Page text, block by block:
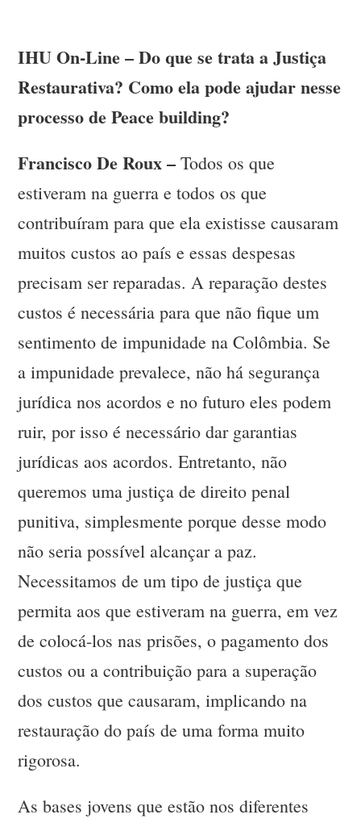
IHU On-Line – Do que se trata a Justiça
Restaurativa? Como ela pode ajudar nesse
processo de Peace building?
Francisco De Roux – Todos os que
estiveram na guerra e todos os que
contribuíram para que ela existisse causaram
muitos custos ao país e essas despesas
precisam ser reparadas. A reparação destes
custos é necessária para que não fique um
sentimento de impunidade na Colômbia. Se
a impunidade prevalece, não há segurança
jurídica nos acordos e no futuro eles podem
ruir, por isso é necessário dar garantias
jurídicas aos acordos. Entretanto, não
queremos uma justiça de direito penal
punitiva, simplesmente porque desse modo
não seria possível alcançar a paz.
Necessitamos de um tipo de justiça que
permita aos que estiveram na guerra, em vez
de colocá-los nas prisões, o pagamento dos
custos ou a contribuição para a superação
dos custos que causaram, implicando na
restauração do país de uma forma muito
rigorosa.
As bases jovens que estão nos diferentes